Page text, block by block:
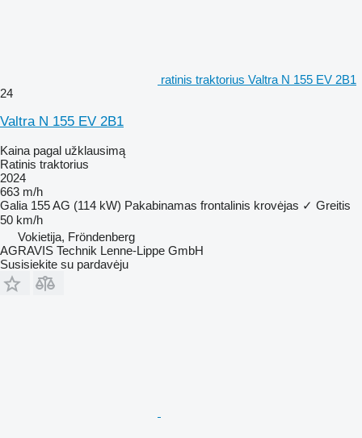
ratinis traktorius Valtra N 155 EV 2B1
24
Valtra N 155 EV 2B1
Kaina pagal užklausimą
Ratinis traktorius
2024
663 m/h
Galia 155 AG (114 kW) Pakabinamas frontalinis krovėjas ✓ Greitis
50 km/h
Vokietija, Fröndenberg
AGRAVIS Technik Lenne-Lippe GmbH
Susisiekite su pardavėju